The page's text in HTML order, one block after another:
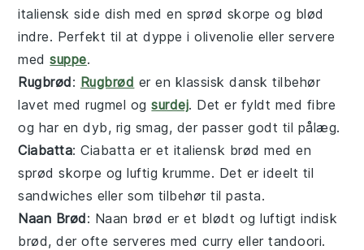
italienskside dish med en sprød skorpe og blød
indre. Perfekt til at dyppe iolivenolie eller servere
medsuppe.
Rugbrød: Rugbrød er en klassisk dansktilbehør
lavet med rugmel ogsurdej. Det er fyldt med fibre
og har en dyb, rig smag, der passer godt til pålæg.
Ciabatta: Ciabatta er et italiensk brød med en
sprød skorpe og luftig krumme. Det er ideelt til
sandwiches eller som tilbehør tilpasta.
Naan Brød: Naan brød er et blødt og luftigt indisk
brød, der ofte serveres medcurry ellertandoori.